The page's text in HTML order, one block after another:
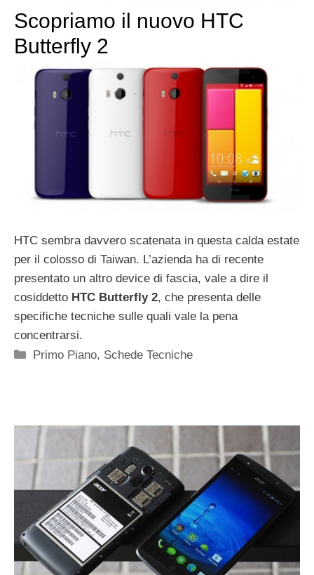
Scopriamo il nuovo HTC
Butterfly 2
HTC sembra davvero scatenata in questa calda estate
per il colosso di Taiwan. L’azienda ha di recente
presentato un altro device di fascia, vale a dire il
cosiddetto HTC Butterfly 2, che presenta delle
specifiche tecniche sulle quali vale la pena
concentrarsi.
Categorie
Primo Piano, Schede Tecniche